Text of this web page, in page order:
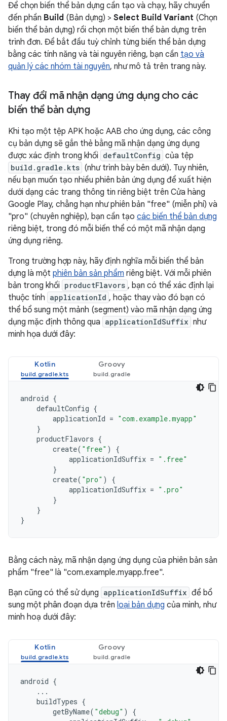
Để chọn biến thể bản dựng cần tạo và chạy, hãy chuyển
đến phần Build (Bản dựng) > Select Build Variant (Chọn
biến thể bản dựng) rồi chọn một biến thể bản dựng trên
trình đơn. Để bắt đầu tuỳ chỉnh từng biến thể bản dựng
bằng các tính năng và tài nguyên riêng, bạn cần tạo và
quản lý các nhóm tài nguyên, như mô tả trên trang này.
Thay đổi mã nhận dạng ứng dụng cho các
biến thể bản dựng
Khi tạo một tệp APK hoặc AAB cho ứng dụng, các công
cụ bản dựng sẽ gắn thẻ bằng mã nhận dạng ứng dụng
được xác định trong khối defaultConfig của tệp
build.gradle.kts (như trình bày bên dưới). Tuy nhiên,
nếu bạn muốn tạo nhiều phiên bản ứng dụng để xuất hiện
dưới dạng các trang thông tin riêng biệt trên Cửa hàng
Google Play, chẳng hạn như phiên bản "free" (miễn phí) và
"pro" (chuyên nghiệp), bạn cần tạo các biến thể bản dựng
riêng biệt, trong đó mỗi biến thể có một mã nhận dạng
ứng dụng riêng.
Trong trường hợp này, hãy định nghĩa mỗi biến thể bản
dựng là một phiên bản sản phẩm riêng biệt. Với mỗi phiên
bản trong khối productFlavors , bạn có thể xác định lại
thuộc tính applicationId , hoặc thay vào đó bạn có
thể bổ sung một mảnh (segment) vào mã nhận dạng ứng
dụng mặc định thông qua applicationIdSuffix như
minh họa dưới đây:
Kotlin Groovy
android {
defaultConfig {
applicationId = "com.example.myapp"
}
productFlavors {
create( "free" )
{
applicationIdSuffix = ".free"
}
create( "pro" )
{
applicationIdSuffix = ".pro"
}
}
}
Bằng cách này, mã nhận dạng ứng dụng của phiên bản sản
phẩm "free" là "com.example.myapp.free".
Bạn cũng có thể sử dụng applicationIdSuffix để bổ
sung một phân đoạn dựa trên loại bản dựng của mình, như
minh hoạ dưới đây:
Kotlin Groovy
android {
...
buildTypes {
getByName( "debug" )
{